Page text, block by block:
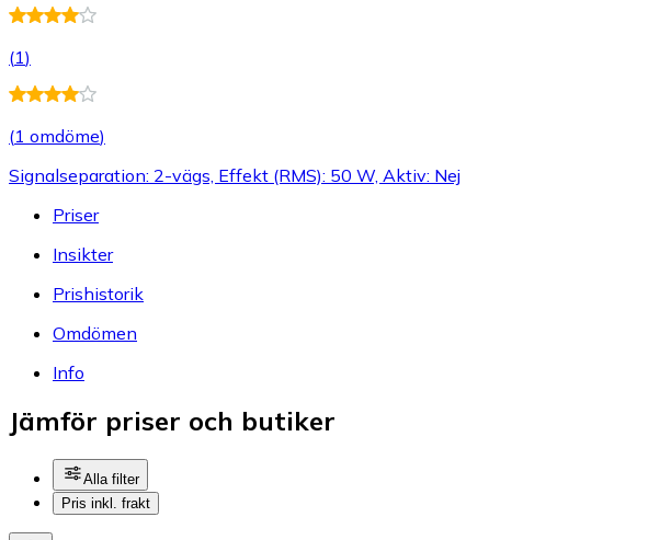
(1)
(1 omdöme)
Signalseparation: 2-vägs, Effekt (RMS): 50 W, Aktiv: Nej
Priser
Insikter
Prishistorik
Omdömen
Info
Jämför priser och butiker
Alla filter
Pris inkl. frakt